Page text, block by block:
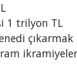
1 trilyon TL
çıkarmak